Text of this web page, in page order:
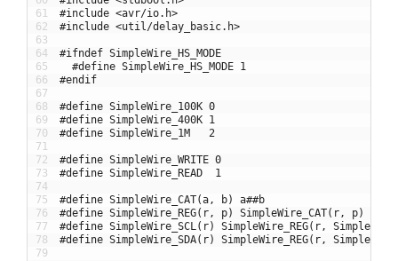
61
62
63
64
65
66
67
68
69
70
71
72
73
74
75
76
77
78
79
#include <avr/io.h>
#include <util/delay_basic.h>
#ifndef SimpleWire_HS_MODE
#define SimpleWire_HS_MODE 1
#endif
#define SimpleWire_100K 0
#define SimpleWire_400K 1
#define SimpleWire_1M   2
#define SimpleWire_WRITE 0
#define SimpleWire_READ  1
#define SimpleWire_CAT(a, b) a##b
#define SimpleWire_REG(r, p) SimpleWire_CAT(r, p)
#define SimpleWire_SCL(r) SimpleWire_REG(r,
#define SimpleWire_SDA(r) SimpleWire_REG(r,